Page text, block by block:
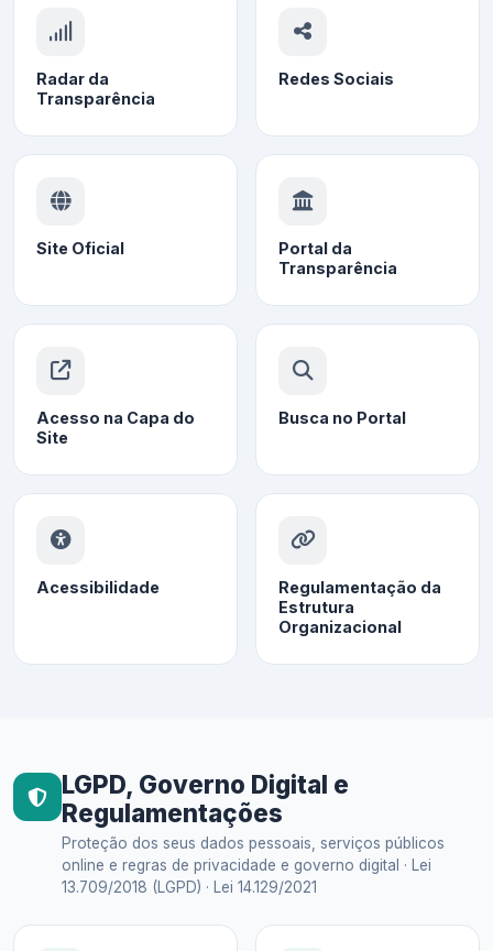
Radar da
Transparência
Redes Sociais
Site Oficial
Portal da
Transparência
Acesso na Capa do
Site
Busca no Portal
Acessibilidade
Regulamentação da
Estrutura
Organizacional
LGPD, Governo Digital e
Regulamentações
Proteção dos seus dados pessoais, serviços públicos
online e regras de privacidade e governo digital · Lei
13.709/2018 (LGPD) · Lei 14.129/2021